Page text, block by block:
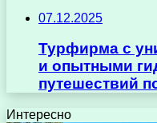
07.12.2025
Турфирма с
и опытными
путешествий
Интересно